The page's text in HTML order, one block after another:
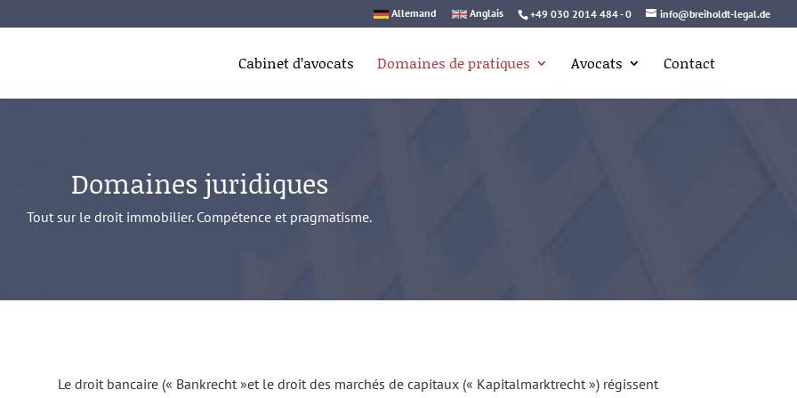
+49 030 2014 484 - 0 info@breiholdt-legal.de
Allemand Anglais
Cabinet d’avocats Domaines de pratiques Avocats Contact
Domaines juridiques
Tout sur le droit immobilier. Compétence et pragmatisme.
Le droit bancaire (« Bankrecht »et le droit des marchés de capitaux (« Kapitalmarktrecht ») régissent